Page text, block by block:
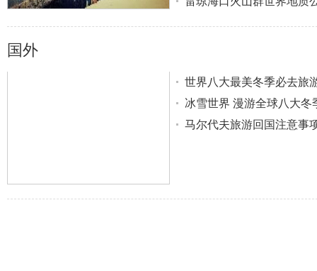
国
国
国外
世界八大最美冬季必去旅
冰雪世界 漫游全球八大冬
马尔代夫旅游回国注意事